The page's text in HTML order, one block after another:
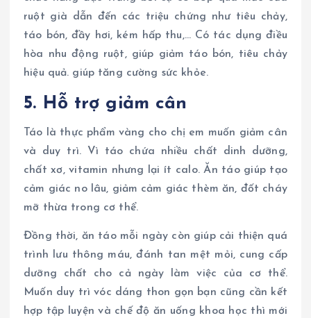
ruột già dẫn đến các triệu chứng như tiêu chảy,
táo bón, đầy hơi, kém hấp thu,… Có tác dụng điều
hòa nhu động ruột, giúp giảm táo bón, tiêu chảy
hiệu quả. giúp tăng cường sức khỏe.
5. Hỗ trợ giảm cân
Táo là thực phẩm vàng cho chị em muốn giảm cân
và duy trì. Vì táo chứa nhiều chất dinh dưỡng,
chất xơ, vitamin nhưng lại ít calo. Ăn táo giúp tạo
cảm giác no lâu, giảm cảm giác thèm ăn, đốt cháy
mỡ thừa trong cơ thể.
Đồng thời, ăn táo mỗi ngày còn giúp cải thiện quá
trình lưu thông máu, đánh tan mệt mỏi, cung cấp
dưỡng chất cho cả ngày làm việc của cơ thể.
Muốn duy trì vóc dáng thon gọn bạn cũng cần kết
hợp tập luyện và chế độ ăn uống khoa học thì mới